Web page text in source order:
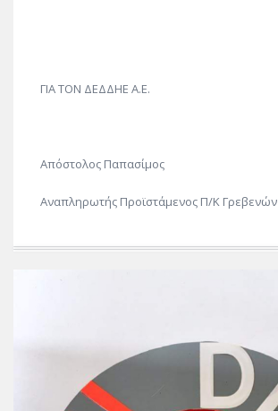
ΓΙΑ ΤΟΝ ΔΕΔΔΗΕ Α.Ε.
Απόστολος Παπασίμος
Αναπληρωτής Προϊστάμενος Π/Κ Γρεβενών